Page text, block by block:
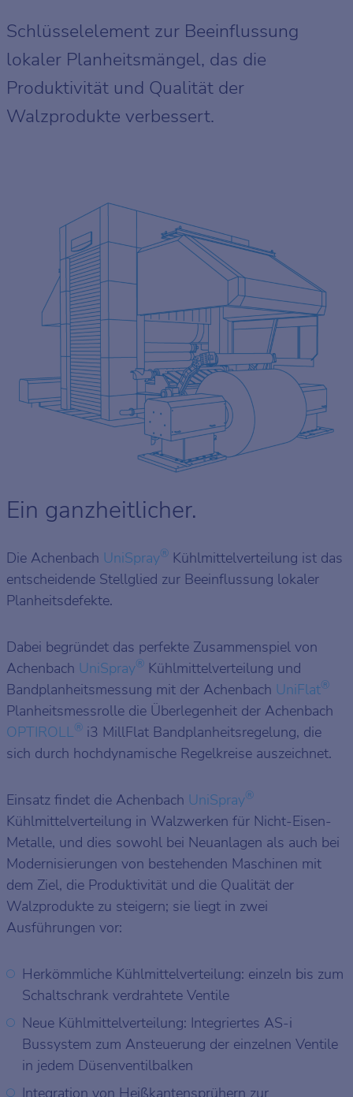
Schlüsselelement zur Beeinflussung
lokaler Planheitsmängel, das die
Produktivität und Qualität der
Walzprodukte verbessert.
Ein ganzheitlicher.
Die Achenbach UniSpray® Kühlmittelverteilung ist das
entscheidende Stellglied zur Beeinflussung lokaler
Planheitsdefekte.
Dabei begründet das perfekte Zusammenspiel von
Achenbach UniSpray® Kühlmittelverteilung und
Bandplanheitsmessung mit der Achenbach UniFlat®
Planheitsmessrolle die Überlegenheit der Achenbach
OPTIROLL® i3 MillFlat Bandplanheitsregelung, die
sich durch hochdynamische Regelkreise auszeichnet.
Einsatz findet die Achenbach UniSpray®
Kühlmittelverteilung in Walzwerken für Nicht-Eisen-
Metalle, und dies sowohl bei Neuanlagen als auch bei
Modernisierungen von bestehenden Maschinen mit
dem Ziel, die Produktivität und die Qualität der
Walzprodukte zu steigern; sie liegt in zwei
Ausführungen vor:
Herkömmliche Kühlmittelverteilung: einzeln bis zum
Schaltschrank verdrahtete Ventile
Neue Kühlmittelverteilung: Integriertes AS-i
Bussystem zum Ansteuerung der einzelnen Ventile
in jedem Düsenventilbalken
Integration von Heißkantensprühern zur